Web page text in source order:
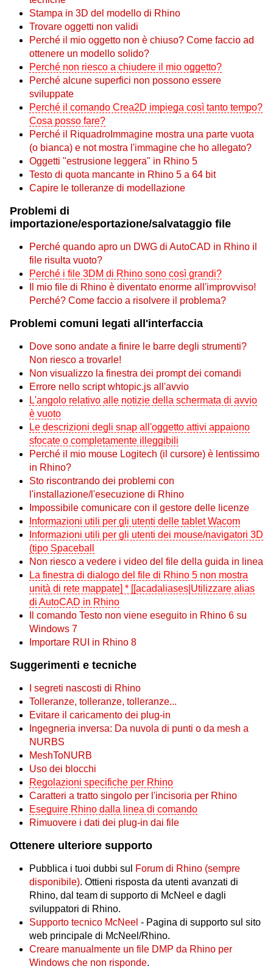
Stampa in 3D del modello di Rhino
Trovare oggetti non validi
Perché il mio oggetto non è chiuso? Come faccio ad
ottenere un modello solido?
Perché non riesco a chiudere il mio oggetto?
Perché alcune superfici non possono essere
sviluppate
Perché il comando Crea2D impiega così tanto tempo?
Cosa posso fare?
Perché il RiquadroImmagine mostra una parte vuota
(o bianca) e not mostra l'immagine che ho allegato?
Oggetti "estrusione leggera" in Rhino 5
Testo di quota mancante in Rhino 5 a 64 bit
Capire le tolleranze di modellazione
Problemi di
importazione/esportazione/salvataggio file
Perché quando apro un DWG di AutoCAD in Rhino il
file risulta vuoto?
Perché i file 3DM di Rhino sono così grandi?
Il mio file di Rhino è diventato enorme all'improvviso!
Perché? Come faccio a risolvere il problema?
Problemi comuni legati all'interfaccia
Dove sono andate a finire le barre degli strumenti?
Non riesco a trovarle!
Non visualizzo la finestra dei prompt dei comandi
Errore nello script whtopic.js all'avvio
L'angolo relativo alle notizie della schermata di avvio
è vuoto
Le descrizioni degli snap all'oggetto attivi appaiono
sfocate o completamente illeggibili
Perché il mio mouse Logitech (il cursore) è lentissimo
in Rhino?
Sto riscontrando dei problemi con
l'installazione/l'esecuzione di Rhino
Impossibile comunicare con il gestore delle licenze
Informazioni utili per gli utenti delle tablet Wacom
Informazioni utili per gli utenti dei mouse/navigatori 3D
(tipo Spaceball
Non riesco a vedere i video del file della guida in linea
La finestra di dialogo del file di Rhino 5 non mostra
unità di rete mappate] * [[acadaliases|Utilizzare alias
di AutoCAD in Rhino
Il comando Testo non viene eseguito in Rhino 6 su
Windows 7
Importare RUI in Rhino 8
Suggerimenti e tecniche
I segreti nascosti di Rhino
Tolleranze, tolleranze, tolleranze...
Evitare il caricamento dei plug-in
Ingegneria inversa: Da nuvola di punti o da mesh a
NURBS
MeshToNURB
Uso dei blocchi
Regolazioni specifiche per Rhino
Caratteri a tratto singolo per l'incisoria per Rhino
Eseguire Rhino dalla linea di comando
Rimuovere i dati dei plug-in dai file
Ottenere ulteriore supporto
Pubblica i tuoi dubbi sul
Forum di Rhino (sempre
disponibile). Ottieni risposta da utenti avanzati di
Rhino, dal team di supporto di McNeel e dagli
sviluppatori di Rhino.
Supporto tecnico McNeel - Pagina di supporto sul sito
web principale di McNeel/Rhino.
Creare manualmente un file DMP da Rhino per
Windows che non risponde.